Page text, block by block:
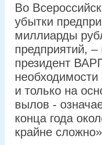
Во
убытки
миллиарды
предприятий,
президент
и только на
вылов -
конца года
крайне